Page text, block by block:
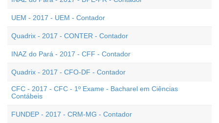
UEM - 2017 - UEM - Contador
Quadrix - 2017 - CONTER - Contador
INAZ do Pará - 2017 - CFF - Contador
Quadrix - 2017 - CFO-DF - Contador
CFC - 2017 - CFC - 1º Exame - Bacharel em Ciências
Contábeis
FUNDEP - 2017 - CRM-MG - Contador